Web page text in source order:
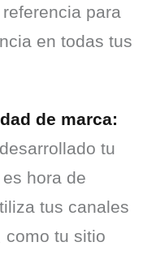
para
en todas tus
de marca:
tu
hora de
tus canales
como tu sitio